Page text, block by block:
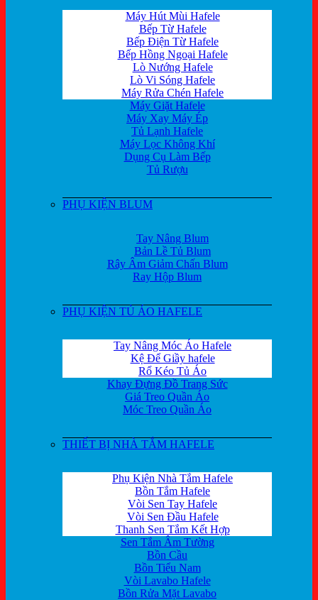
Máy Hút Mùi Hafele
Bếp Từ Hafele
Bếp Điện Từ Hafele
Bếp Hồng Ngoại Hafele
Lò Nướng Hafele
Lò Vi Sóng Hafele
Máy Rửa Chén Hafele
Máy Giặt Hafele
Máy Xay Máy Ép
Tủ Lạnh Hafele
Máy Lọc Không Khí
Dụng Cụ Làm Bếp
Tủ Rượu
PHỤ KIỆN BLUM
Tay Nâng Blum
Bản Lề Tủ Blum
Rây Âm Giảm Chấn Blum
Ray Hộp Blum
PHỤ KIỆN TỦ ÁO HAFELE
Tay Nâng Móc Áo Hafele
Kệ Để Giầy hafele
Rổ Kéo Tủ Áo
Khay Đựng Đồ Trang Sức
Giá Treo Quần Áo
Móc Treo Quần Áo
THIẾT BỊ NHÀ TẮM HAFELE
Phụ Kiện Nhà Tắm Hafele
Bồn Tắm Hafele
Vòi Sen Tay Hafele
Vòi Sen Đầu Hafele
Thanh Sen Tắm Kết Hợp
Sen Tắm Âm Tường
Bồn Cầu
Bồn Tiểu Nam
Vòi Lavabo Hafele
Bồn Rửa Mặt Lavabo